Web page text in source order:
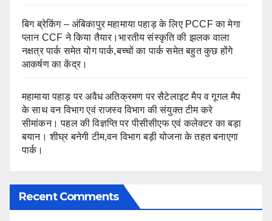
बिग ब्रेकिंग – अंबिकापुर महामाया पहाड़ के लिए PCCF का मेगा
प्लान CCF ने किया तैयार।भारतीय संस्कृति की झलक वाला
नक्षत्र पार्क समेत योग पार्क,बच्चों का पार्क समेत बहुत कुछ होंगे
आकर्षण का केंद्र।
महामाया पहाड़ पर अवैध अतिक्रमण पर सैटेलाइट मैप व गूगल मैप
के साथ वन विभाग एवं राजस्व विभाग की संयुक्त टीम करे
सीमांकन। पहल की विज्ञप्ति पर पीसीसीएफ एवं कलेक्टर का बड़ा
बयान। शीघ्र बनेगी टीम,वन विभाग बड़ी योजना के तहत बनाएगा
पार्क।
Recent Comments